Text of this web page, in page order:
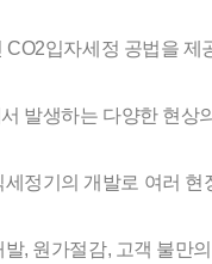
입자세정 공법을 제
발생하는 다양한 현상
정기의 개발로 여러 현
, 원가절감, 고객 불만